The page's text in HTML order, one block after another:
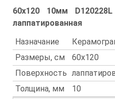
60x120 10мм
лаппатированная
Назначание
Размеры, см
60x120
Поверхность
Толщина, мм
10